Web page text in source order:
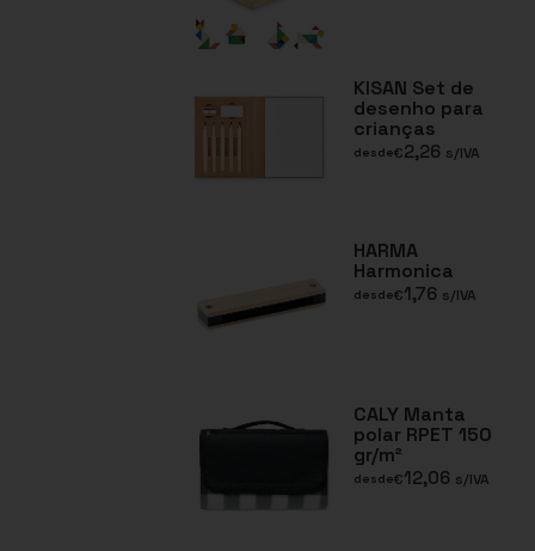
KISAN Set de
desenho para
crianças
desde€2,26 s/IVA
HARMA
Harmonica
desde€1,76 s/IVA
CALY Manta
polar RPET 150
gr/m²
desde€12,06 s/IVA